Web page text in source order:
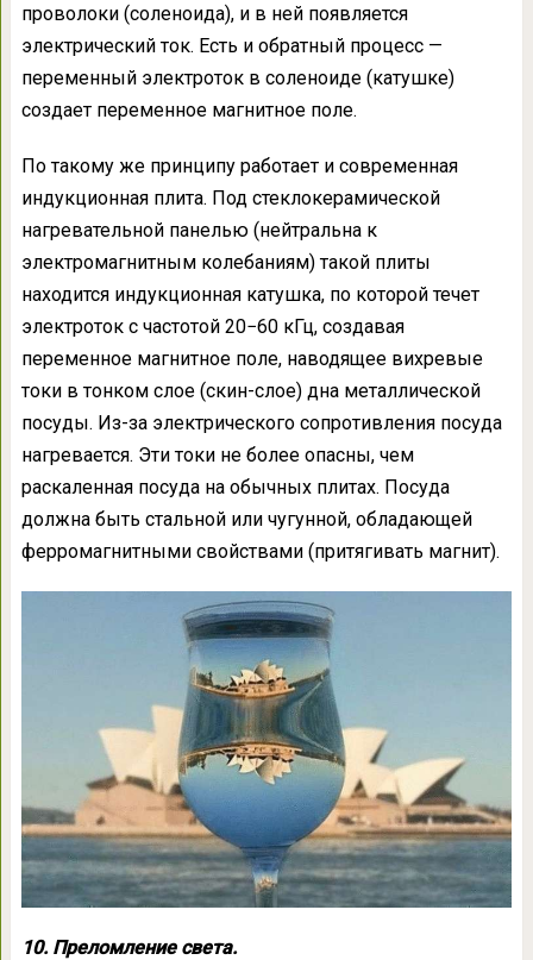
проволоки (соленоида), и в ней появляется
электрический ток. Есть и обратный процесс —
переменный электроток в соленоиде (катушке)
создает переменное магнитное поле.
По такому же принципу работает и современная
индукционная плита. Под стеклокерамической
нагревательной панелью (нейтральна к
электромагнитным колебаниям) такой плиты
находится индукционная катушка, по которой течет
электроток с частотой 20−60 кГц, создавая
переменное магнитное поле, наводящее вихревые
токи в тонком слое (скин-слое) дна металлической
посуды. Из-за электрического сопротивления посуда
нагревается. Эти токи не более опасны, чем
раскаленная посуда на обычных плитах. Посуда
должна быть стальной или чугунной, обладающей
ферромагнитными свойствами (притягивать магнит).
10. Преломление света.